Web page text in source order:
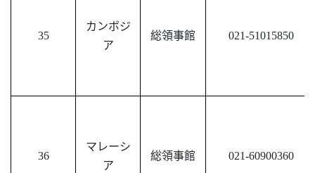
35
カンボジ
ア
総領事館 021-51015850
36
マレーシ
ア
総領事館 021-60900360